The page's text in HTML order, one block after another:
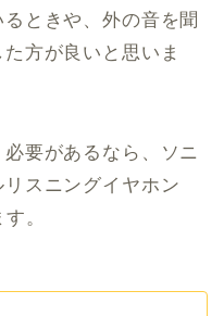
ときや、外の音を聞
方が良いと思いま
要があるなら、ソニ
スニングイヤホン
。